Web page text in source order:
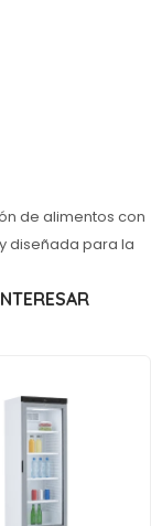
de alimentos con
diseñada para la